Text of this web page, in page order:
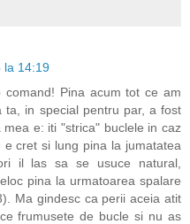
la 14:19
Pina acum tot ce am
ta, in special pentru par, a fost
e: iti "strica" buclele in caz
cret si lung pina la jumatatea
il las sa se usuce natural,
pina la urmatoarea spalare
Ma gindesc ca perii aceia atit
frumusete de bucle si nu as